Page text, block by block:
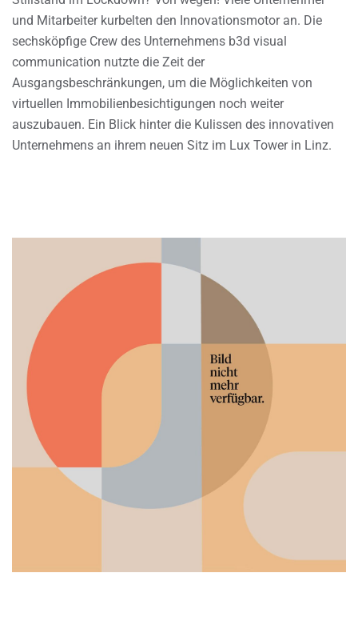
und Mitarbeiter kurbelten den Innovationsmotor an. Die
sechsköpfige Crew des Unternehmens b3d visual
communication nutzte die Zeit der
Ausgangsbeschränkungen, um die Möglichkeiten von
virtuellen Immobilienbesichtigungen noch weiter
auszubauen. Ein Blick hinter die Kulissen des innovativen
Unternehmens an ihrem neuen Sitz im Lux Tower in Linz.